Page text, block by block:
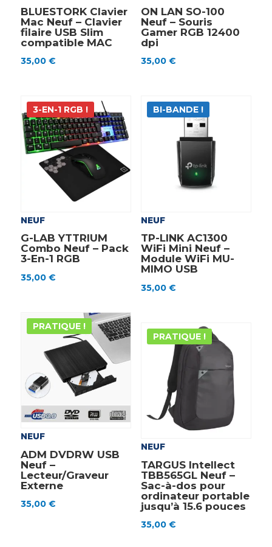
BLUESTORK Clavier
Mac Neuf – Clavier
filaire USB Slim
compatible MAC
35,00 €
ON LAN SO-100
Neuf – Souris
Gamer RGB 12400
dpi
35,00 €
3-EN-1 RGB !
NEUF
G-LAB YTTRIUM
Combo Neuf – Pack
3-En-1 RGB
35,00 €
BI-BANDE !
NEUF
TP-LINK AC1300
WiFi Mini Neuf –
Module WiFi MU-
MIMO USB
35,00 €
PRATIQUE !
NEUF
ADM DVDRW USB
Neuf –
Lecteur/Graveur
Externe
35,00 €
PRATIQUE !
NEUF
TARGUS Intellect
TBB565GL Neuf –
Sac-à-dos pour
ordinateur portable
jusqu’à 15.6 pouces
35,00 €